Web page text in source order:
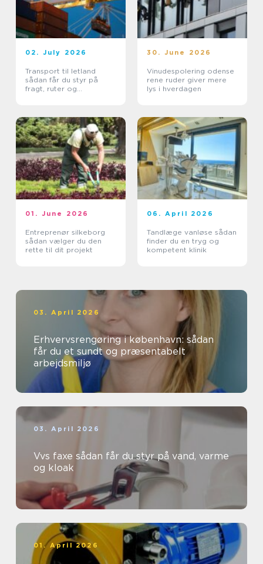
02. July 2026
Transport til letland
sådan får du styr på
fragt, ruter og
30. June 2026
Vinudespolering odense
rene ruder giver mere
lys i hverdagen
01. June 2026
Entreprenør silkeborg
sådan vælger du den
rette til dit projekt
06. April 2026
Tandlæge vanløse sådan
finder du en tryg og
kompetent klinik
03. April 2026
Erhvervsrengøring i københavn: sådan
får du et sundt og præsentabelt
arbejdsmiljø
03. April 2026
Vvs faxe sådan får du styr på vand, varme
og kloak
01. April 2026